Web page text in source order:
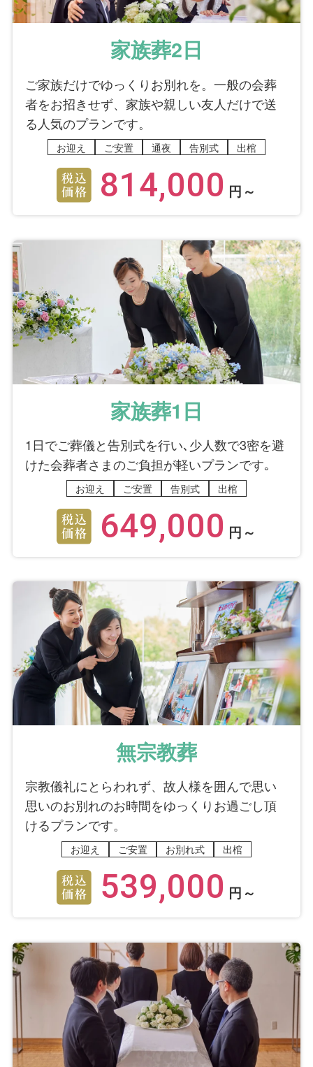
お問い合わせ対応
事前相談 5
お迎え対応 5
打ち合わせの対応
ご葬儀当日の対応 5
アフターサポート
ご葬儀担当者
齋木 まなか
家族葬2日
ご家族だけでゆっくりお別れを。一般の会葬
者をお招きせず、家族や親しい友人だけで送
る人気のプランです。
お迎え ご安置 通夜 告別式 出棺
814,000 円～
家族葬1日
1日でご葬儀と告別式を行い､少人数で3密を避
けた会葬者さまのご負担が軽いプランです｡
お迎え ご安置 告別式 出棺
649,000 円～
無宗教葬
宗教儀礼にとらわれず、故人様を囲んで思い
思いのお別れのお時間をゆっくりお過ごし頂
けるプランです。
お迎え ご安置 お別れ式 出棺
539,000 円～